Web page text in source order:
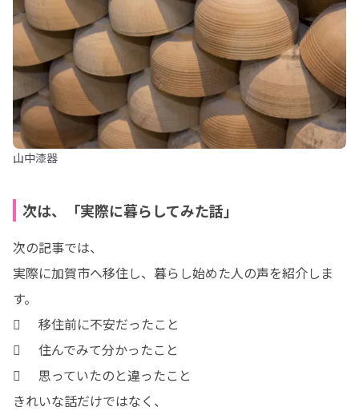
山中漆器
次は、「実際に暮らしてみた話」
次の記事では、
実際に加賀市へ移住し、暮らし始めた人の声を紹介しま
す。
	移住前に不安だったこと
	住んでみて分かったこと
	思っていたのと違ったこと
きれいな話だけではなく、